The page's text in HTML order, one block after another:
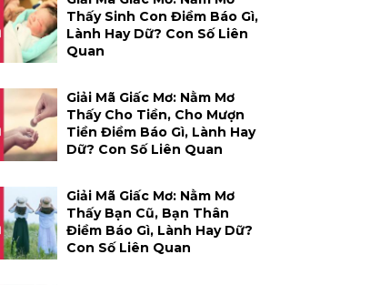
Thấy Sinh Con Điềm Báo Gì,
Lành Hay Dữ? Con Số Liên
Quan
Giải Mã Giấc Mơ: Nằm Mơ
Thấy Cho Tiền, Cho Mượn
Tiền Điềm Báo Gì, Lành Hay
Dữ? Con Số Liên Quan
Giải Mã Giấc Mơ: Nằm Mơ
Thấy Bạn Cũ, Bạn Thân
Điềm Báo Gì, Lành Hay Dữ?
Con Số Liên Quan